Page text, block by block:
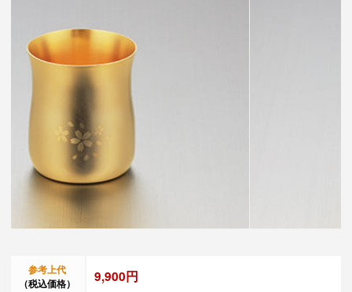
参考上代
（税込価格）
9,900円